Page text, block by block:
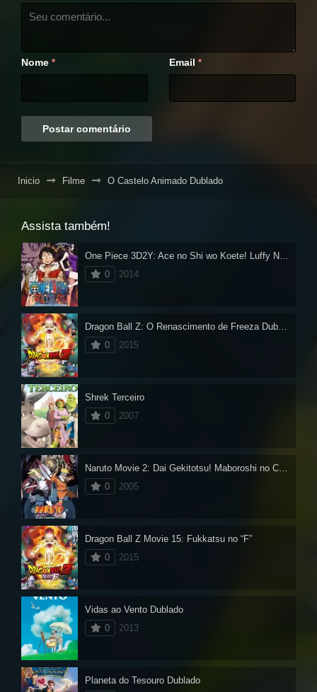
Nome * Email *
Inicio Filme O Castelo Animado Dublado
Assista também!
0
2014
0
2015
Shrek Terceiro
0
2007
0
2005
Dragon Ball Z Movie 15: Fukkatsu no “F”
0
2015
Vidas ao Vento Dublado
0
2013
Planeta do Tesouro Dublado